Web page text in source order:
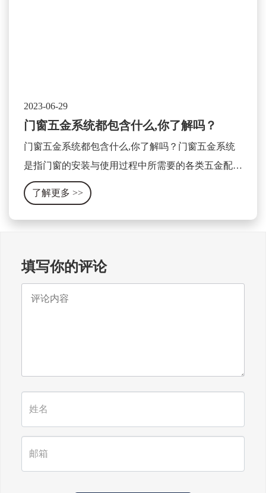
2023-06-29
门窗五金系统都包含什么,你了解吗？
门窗五金系统都包含什么,你了解吗？门窗五金系统
是指门窗的安装与使用过程中所需要的各类五金配件
及相关设备的集合体。它包含了门窗的开关、锁具、
合页、滑轨、拉手、密封条等各种零部件。
了解更多 >>
填写你的评论